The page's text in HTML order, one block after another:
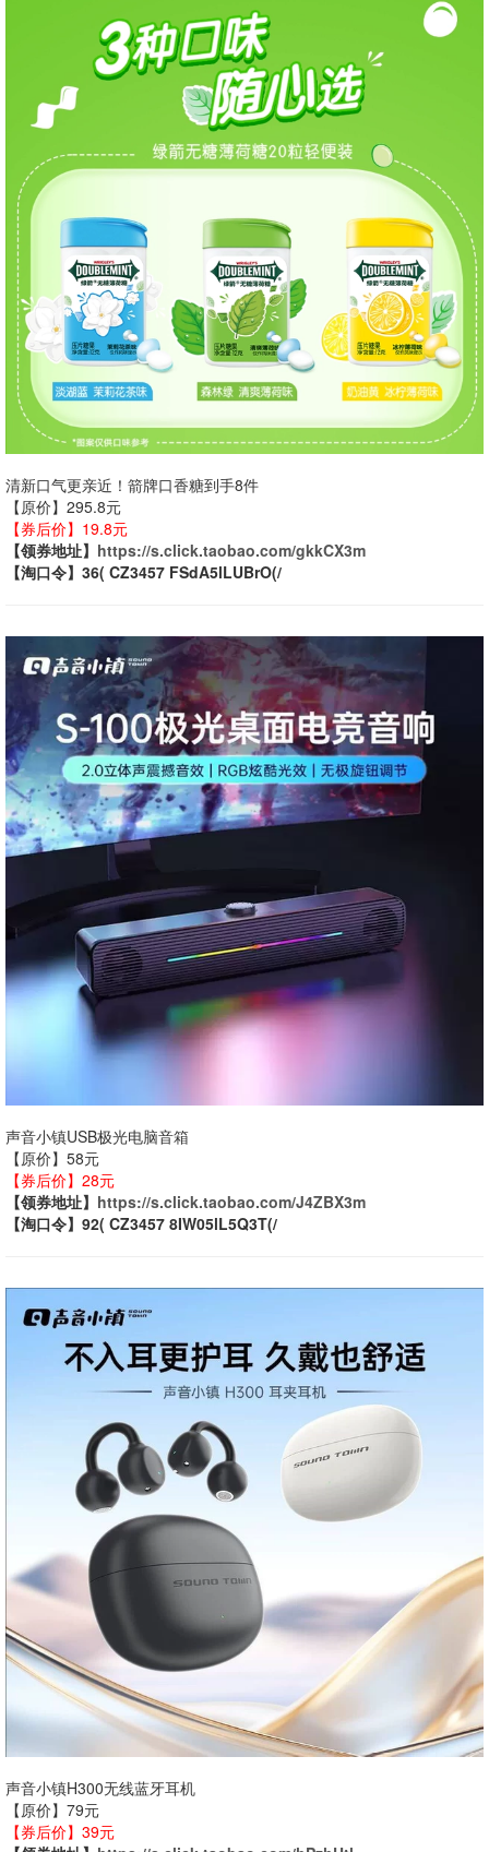
清新口气更亲近！箭牌口香糖到手8件
【原价】295.8元
【券后价】19.8元
【领券地址】 https://s.click.taobao.com/gkkCX3m
【淘口令】36( CZ3457 FSdA5lLUBrO(/
声音小镇USB极光电脑音箱
【原价】58元
【券后价】28元
【领券地址】 https://s.click.taobao.com/J4ZBX3m
【淘口令】92( CZ3457 8IW05lL5Q3T(/
声音小镇H300无线蓝牙耳机
【原价】79元
【券后价】39元